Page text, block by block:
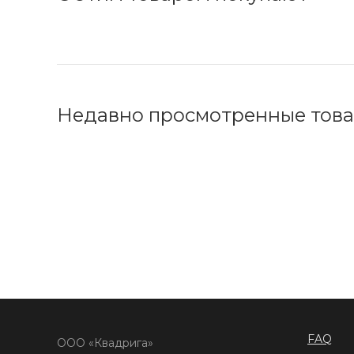
Недавно просмотренные
ООО «Квадрига»
FAQ